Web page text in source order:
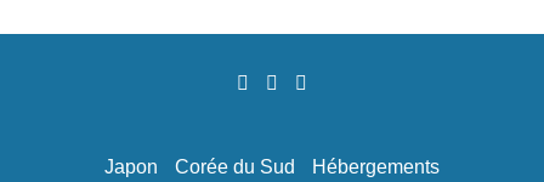
Japon Corée du Sud Hébergements